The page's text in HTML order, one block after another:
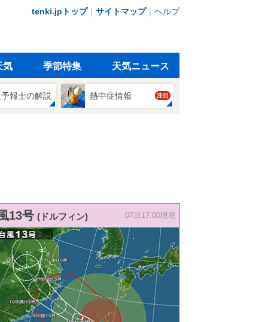
tenki.jpトップ｜ サイトマップ｜ ヘルプ
気 季節特集 天気ニュース
報士の解説 熱中症情報 注目
13号 (ドルフィン) 07日17:00現在